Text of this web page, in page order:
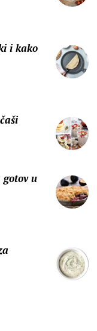
i kako
gotov u